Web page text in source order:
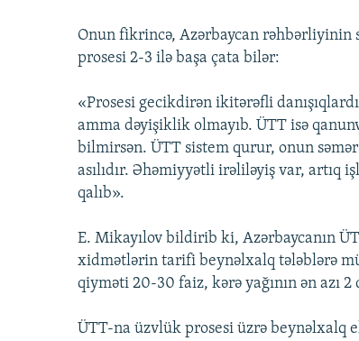
Onun fikrincə, Azərbaycan
prosesi 2-3 ilə başa çata bilər:
«Prosesi gecikdirən ikitərəfli
amma dəyişiklik olmayıb. ÜTT isə
bilmirsən. ÜTT sistem qurur, onun
asılıdır. Əhəmiyyətli irəliləyiş var, artıq
qalıb».
E. Mikayılov bildirib ki, Azərbaycanın
xidmətlərin tarifi beynəlxalq tələblərə
qiyməti 20-30 faiz, kərə yağının ən azı
ÜTT-na üzvlük prosesi üzrə beynəlxalq